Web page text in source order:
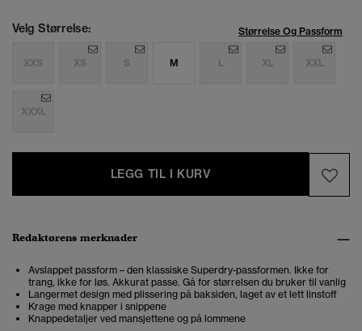
Velg Størrelse: Størrelse Og Passform
XXS XS S M L XL XXL
XXXL
LEGG TIL I KURV
Redaktørens merknader
Avslappet passform – den klassiske Superdry-passformen. Ikke for
trang, ikke for løs. Akkurat passe. Gå for størrelsen du bruker til vanlig
Langermet design med plissering på baksiden, laget av et lett linstoff
Krage med knapper i snippene
Knappedetaljer ved mansjettene og på lommene